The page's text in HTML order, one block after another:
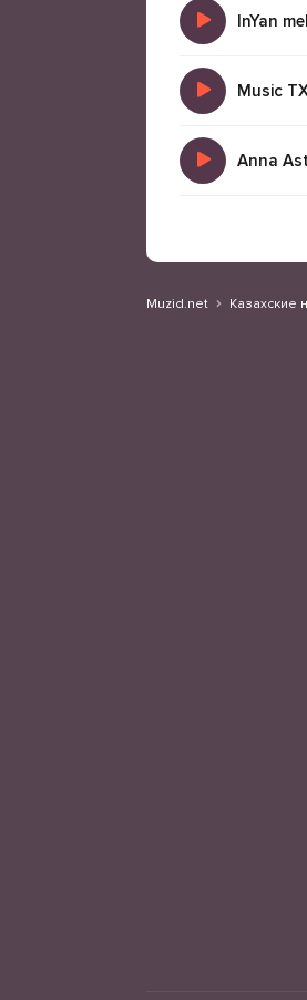
InYan
Music
Anna
Muzid.net Казахские